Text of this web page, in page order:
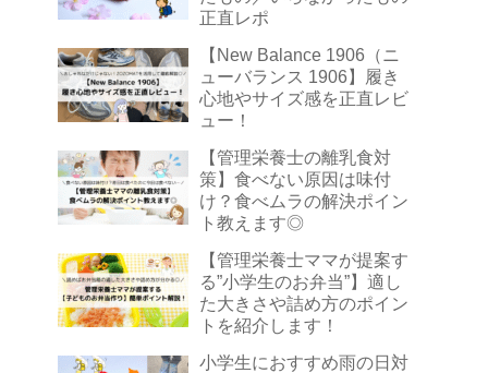
正直レポ
【New Balance 1906（ニ
ューバランス 1906】履き
心地やサイズ感を正直レビ
ュー！
【管理栄養士の離乳食対
策】食べない原因は味付
け？食べムラの解決ポイン
ト教えます◎
【管理栄養士ママが提案す
る”小学生のお弁当”】適し
た大きさや詰め方のポイン
トを紹介します！
小学生におすすめ雨の日対